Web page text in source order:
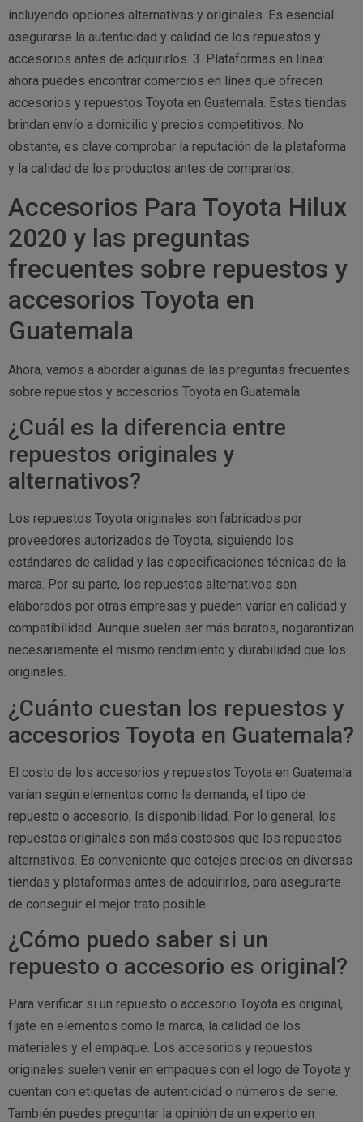
incluyendo opciones alternativas y originales. Es esencial
asegurarse la autenticidad y calidad de los repuestos y
accesorios antes de adquirirlos. 3. Plataformas en línea:
ahora puedes encontrar comercios en línea que ofrecen
accesorios y repuestos Toyota en Guatemala. Estas tiendas
brindan envío a domicilio y precios competitivos. No
obstante, es clave comprobar la reputación de la plataforma
y la calidad de los productos antes de comprarlos.
Accesorios Para Toyota Hilux
2020 y las preguntas
frecuentes sobre repuestos y
accesorios Toyota en
Guatemala
Ahora, vamos a abordar algunas de las preguntas frecuentes
sobre repuestos y accesorios Toyota en Guatemala:
¿Cuál es la diferencia entre
repuestos originales y
alternativos?
Los repuestos Toyota originales son fabricados por
proveedores autorizados de Toyota, siguiendo los
estándares de calidad y las especificaciones técnicas de la
marca. Por su parte, los repuestos alternativos son
elaborados por otras empresas y pueden variar en calidad y
compatibilidad. Aunque suelen ser más baratos, nogarantizan
necesariamente el mismo rendimiento y durabilidad que los
originales.
¿Cuánto cuestan los repuestos y
accesorios Toyota en Guatemala?
El costo de los accesorios y repuestos Toyota en Guatemala
varían según elementos como la demanda, el tipo de
repuesto o accesorio, la disponibilidad. Por lo general, los
repuestos originales son más costosos que los repuestos
alternativos. Es conveniente que cotejes precios en diversas
tiendas y plataformas antes de adquirirlos, para asegurarte
de conseguir el mejor trato posible.
¿Cómo puedo saber si un
repuesto o accesorio es original?
Para verificar si un repuesto o accesorio Toyota es original,
fíjate en elementos como la marca, la calidad de los
materiales y el empaque. Los accesorios y repuestos
originales suelen venir en empaques con el logo de Toyota y
cuentan con etiquetas de autenticidad o números de serie.
También puedes preguntar la opinión de un experto en